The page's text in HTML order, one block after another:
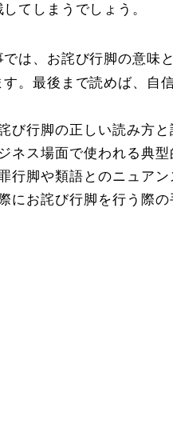
てしまうでしょう。
では、お詫び行脚の意味
。最後まで読めば、自
び行脚の正しい読み方と
ネス場面で使われる典
行脚や類語とのニュアン
にお詫び行脚を行う際の